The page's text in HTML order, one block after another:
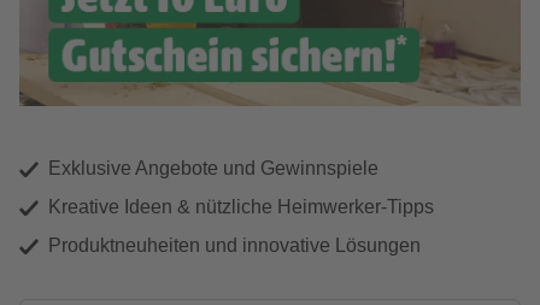
Exklusive Angebote und Gewinnspiele
Kreative Ideen & nützliche Heimwerker-Tipps
Produktneuheiten und innovative Lösungen